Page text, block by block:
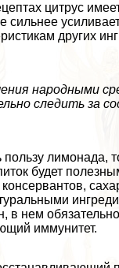
цитрус
других
народными
следить за
пользу лимонада,
будет
в нем обязательно
иммунитет.